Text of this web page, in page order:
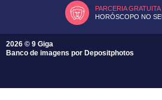
PARCERIA GRATUITA
HORÓSCOPO NO
2026 © 9 Giga
Banco de imagens por Depositphotos